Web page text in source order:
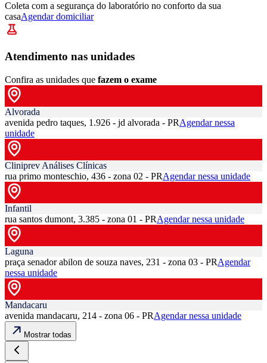
Coleta com a segurança do laboratório no conforto da sua
casaAgendar domiciliar
Atendimento nas unidades
Confira as unidades que fazem o exame
Alvorada
avenida pedro taques, 1.926 - jd alvorada - PRAgendar nessa
unidade
Cliniprev Análises Clínicas
rua primo monteschio, 436 - zona 02 - PRAgendar nessa unidade
Infantil
rua santos dumont, 3.385 - zona 01 - PRAgendar nessa unidade
Laguna
praça senador abilon de souza naves, 231 - zona 03 - PRAgendar
nessa unidade
Mandacaru
avenida mandacaru, 214 - zona 06 - PRAgendar nessa unidade
Mostrar todas